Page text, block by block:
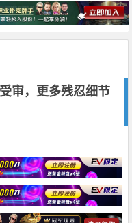
审，更多残忍细节